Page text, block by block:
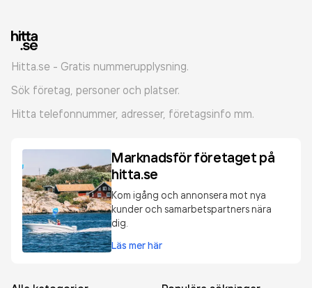
Hitta.se - Gratis nummerupplysning.
Sök företag, personer och platser.
Hitta telefonnummer, adresser, företagsinfo mm.
Marknadsför företaget på
hitta.se
Kom igång och annonsera mot nya
kunder och samarbetspartners nära
dig.
Läs mer här